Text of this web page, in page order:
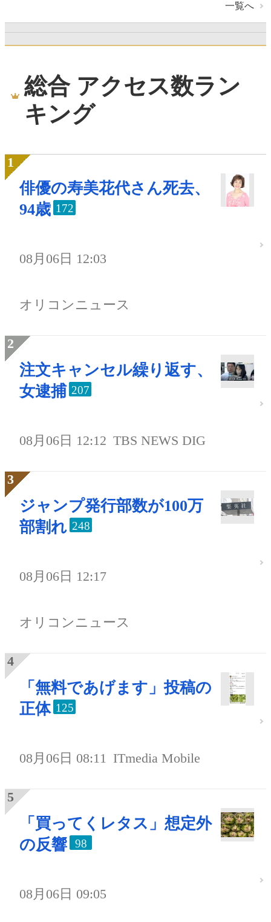
一覧へ
総合 アクセス数ラン
キング
俳優の寿美花代さん死去、
94歳 172
08月06日 12:03
オリコンニュース
注文キャンセル繰り返す、
女逮捕 207
08月06日 12:12 TBS NEWS DIG
ジャンプ発行部数が100万
部割れ 248
08月06日 12:17
オリコンニュース
「無料であげます」投稿の
正体 125
08月06日 08:11 ITmedia Mobile
「買ってくレタス」想定外
の反響
98
08月06日 09:05